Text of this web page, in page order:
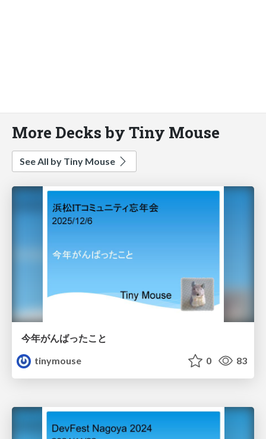
More Decks by Tiny Mouse
See All by Tiny Mouse
今年がんばったこと
tinymouse
0 83